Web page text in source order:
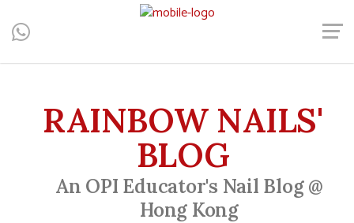
Central, Hong Kong - Manicure, Pedicure, Gel Nails, Acrylic Nail,
Men's Manicure, Nail Biter, Nail Party, 水晶甲, 男士美甲, 咬指甲
RAINBOW NAILS'
BLOG
An OPI Educator's Nail Blog @
Hong Kong